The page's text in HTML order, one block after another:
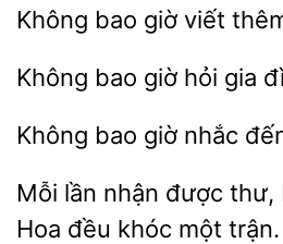
Không giờ
Không bao hỏi gia
Không bao nhắc
Mỗi lần nhận được
Hoa đều khóc một